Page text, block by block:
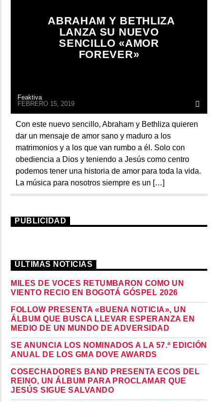
ABRAHAM Y BETHLIZA
LANZA SU NUEVO
SENCILLO «AMOR
FOREVER»
Feaktiva
FEBRERO 15, 2019
Con este nuevo sencillo, Abraham y Bethliza quieren
dar un mensaje de amor sano y maduro a los
matrimonios y a los que van rumbo a él. Solo con
obediencia a Dios y teniendo a Jesús como centro
podemos tener una historia de amor para toda la vida.
La música para nosotros siempre es un […]
PUBLICIDAD
ÚLTIMAS NOTICIAS
MILES DE VOCES RETUMBARON COMO UN
VIENTO RECIO EN BOGOTÁ GÓSPEL 2026
FOLLOW PRESENTA «BUENA NOTICIA», UN
ÁLBUM QUE BUSCA LLEVAR ESPERANZA EN
MEDIO DE UN MUNDO DE ADVERSIDAD
SE ANUNCIA LOS NOMINADOS A LA 57.ª EDICIÓN
ANUAL DE LOS GMA DOVE AWARDS
COSECHADORES BAND PRESENTA ECOS DEL
REINO, UN ÁLBUM PARA PROCLAMAR QUE
JESÚS SIGUE SALVANDO